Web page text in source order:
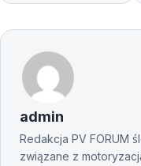
admin
Redakcja PV FORUM
związane z